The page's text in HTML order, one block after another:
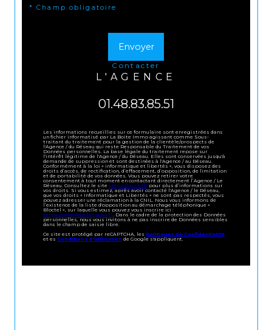
* Champ obligatoire
Envoyer
contacter
L'AGENCE
01.48.83.85.51
Les informations recueillies sur ce formulaire sont enregistrées dans
un fichier informatisé par La Boite Immo agissant comme Sous-
traitant du traitement pour la gestion de la clientèle/prospects de
l'Agence / du Réseau qui reste Responsable du Traitement de vos
Données personnelles. La base légale du traitement repose sur
l'intérêt légitime de l'Agence / du Réseau. Elles sont conservées jusqu'à
demande de suppression et sont destinées à l'Agence / au Réseau.
Conformément à la loi « informatique et libertés », vous disposez des
droits d’accès, de rectification, d’effacement, d’opposition, de limitation
et de portabilité de vos données. Vous pouvez retirer votre
consentement à tout moment en contactant directement l’Agence / Le
Réseau. Consultez le site https://cnil.fr/fr pour plus d’informations sur
vos droits. Si vous estimez, après avoir contacté l'Agence / le Réseau,
que vos droits « Informatique et Libertés » ne sont pas respectés, vous
pouvez adresser une réclamation à la CNIL. Nous vous informons de
l’existence de la liste d'opposition au démarchage téléphonique «
Bloctel », sur laquelle vous pouvez vous inscrire ici :
https://www.bloctel.gouv.fr. Dans le cadre de la protection des Données
personnelles, nous vous invitons à ne pas inscrire de Données sensibles
dans le champ de saisie libre.
Ce site est protégé par reCAPTCHA, lesPolitiques de Confidentialité
et esConditions d'utilisation de Google s'appliquent.